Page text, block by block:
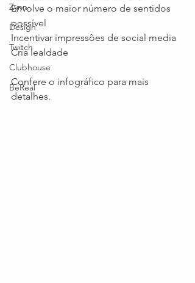
Zynn
Design
Twitch
Clubhouse
BeReal
Envolve o maior número de sentidos
possível
Incentivar impressões de social media
Cria lealdade
Confere o infográfico para mais
detalhes.